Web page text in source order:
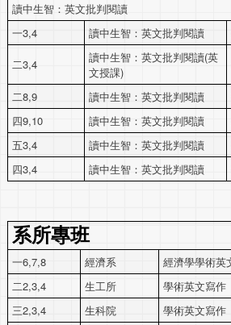
讀中生智：英文批判閱讀
一3,4
讀中生智：英文批判閱讀
二3,4
讀中生智：英文批判閱讀(英
文授課)
二8,9 讀中生智：英文批判閱讀
四9,10
讀中生智：英文批判閱讀
五3,4
讀中生智：英文批判閱讀
四3,4
讀中生智：英文批判閱讀
系所專班
一6,7,8 經濟系 經濟學學術英
二2,3,4
生工所 學術英文寫作
三2,3,4
生科院 學術英文寫作